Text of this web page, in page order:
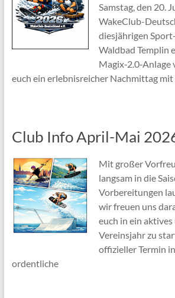
Samstag, den 20.
WakeClub-
diesjährigen
Waldbad Templin
euch ein erlebnisreicher Nachmittag
Club Info April-Mai
Mit großer
langsam in die
Vorbereitungen
wir freuen uns
euch in ein
Vereinsjahr zu
offizieller Termin
ordentliche